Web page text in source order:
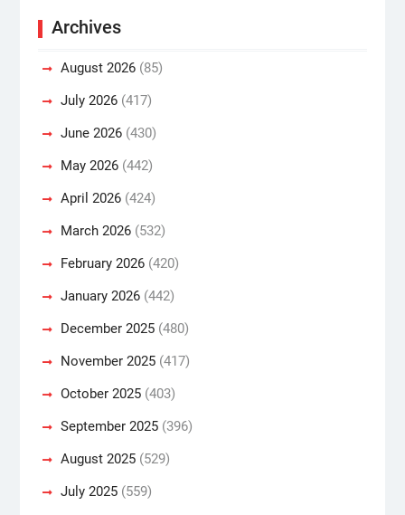
Archives
August 2026(85)
July 2026(417)
June 2026(430)
May 2026(442)
April 2026(424)
March 2026(532)
February 2026(420)
January 2026(442)
December 2025(480)
November 2025(417)
October 2025(403)
September 2025(396)
August 2025(529)
July 2025(559)